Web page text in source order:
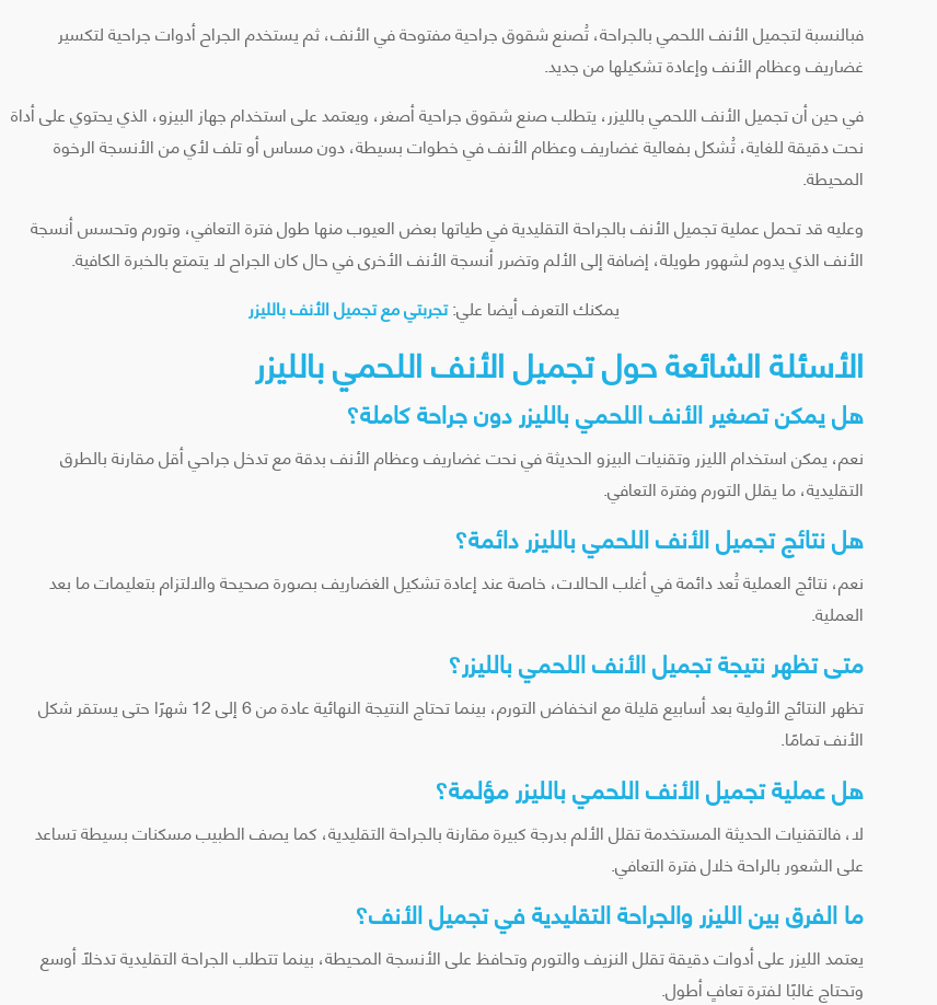
فبالنسبة لتجميل الأنف اللحمي بالجراحة، تُصنع شقوق جراحية مفتوحة في الأنف، ثم يستخدم الجراح أدوات جراحية لتكسير
غضاريف وعظام الأنف وإعادة تشكيلها من جديد.
في حين أن تجميل الأنف اللحمي بالليزر، يتطلب صنع شقوق جراحية أصغر، ويعتمد على استخدام جهاز البيزو، الذي يحتوي على أداة
نحت دقيقة للغاية، تُشكل بفعالية غضاريف وعظام الأنف في خطوات بسيطة، دون مساس أو تلف لأي من الأنسجة الرخوة
المحيطة.
وعليه قد تحمل عملية تجميل الأنف بالجراحة التقليدية في طياتها بعض العيوب منها طول فترة التعافي، وتورم وتحسس أنسجة
الأنف الذي يدوم لشهور طويلة، إضافة إلى الألم وتضرر أنسجة الأنف الأخرى في حال كان الجراح لا يتمتع بالخبرة الكافية.
يمكنك التعرف أيضا علي:تجربتي مع تجميل الأنف بالليزر
الأسئلة الشائعة حول تجميل الأنف اللحمي بالليزر
هل يمكن تصغير الأنف اللحمي بالليزر دون جراحة كاملة؟
نعم، يمكن استخدام الليزر وتقنيات البيزو الحديثة في نحت غضاريف وعظام الأنف بدقة مع تدخل جراحي أقل مقارنة بالطرق
التقليدية، ما يقلل التورم وفترة التعافي.
هل نتائج تجميل الأنف اللحمي بالليزر دائمة؟
نعم، نتائج العملية تُعد دائمة في أغلب الحالات، خاصة عند إعادة تشكيل الغضاريف بصورة صحيحة والالتزام بتعليمات ما بعد
العملية.
متى تظهر نتيجة تجميل الأنف اللحمي بالليزر؟
تظهر النتائج الأولية بعد أسابيع قليلة مع انخفاض التورم، بينما تحتاج النتيجة النهائية عادة من 6 إلى 12 شهرًا حتى يستقر شكل
الأنف تمامًا.
هل عملية تجميل الأنف اللحمي بالليزر مؤلمة؟
لا، فالتقنيات الحديثة المستخدمة تقلل الألم بدرجة كبيرة مقارنة بالجراحة التقليدية، كما يصف الطبيب مسكنات بسيطة تساعد
على الشعور بالراحة خلال فترة التعافي.
ما الفرق بين الليزر والجراحة التقليدية في تجميل الأنف؟
يعتمد الليزر على أدوات دقيقة تقلل النزيف والتورم وتحافظ على الأنسجة المحيطة، بينما تتطلب الجراحة التقليدية تدخلًا أوسع
وتحتاج غالبًا لفترة تعافٍ أطول.